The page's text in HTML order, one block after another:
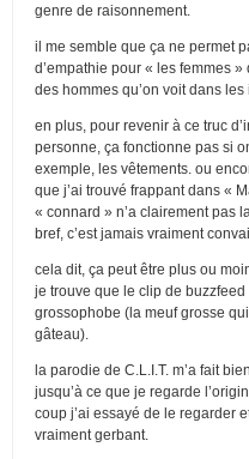
genre de raisonnement.
il me semble que ça ne permet
d’empathie pour « les femmes
des hommes qu’on voit dans les
en plus, pour revenir à ce truc
personne, ça fonctionne pas si
exemple, les vêtements. ou
que j’ai trouvé frappant dans «
« connard » n’a clairement pas
bref, c’est jamais vraiment
cela dit, ça peut être plus ou
je trouve que le clip de
grossophobe (la meuf grosse
gâteau).
la parodie de C.L.I.T. m’a fait
jusqu’à ce que je regarde
coup j’ai essayé de le regarder
vraiment gerbant.